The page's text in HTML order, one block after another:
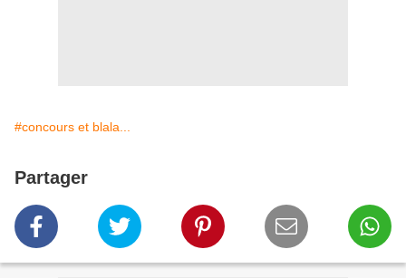
#concours et blala...
Partager